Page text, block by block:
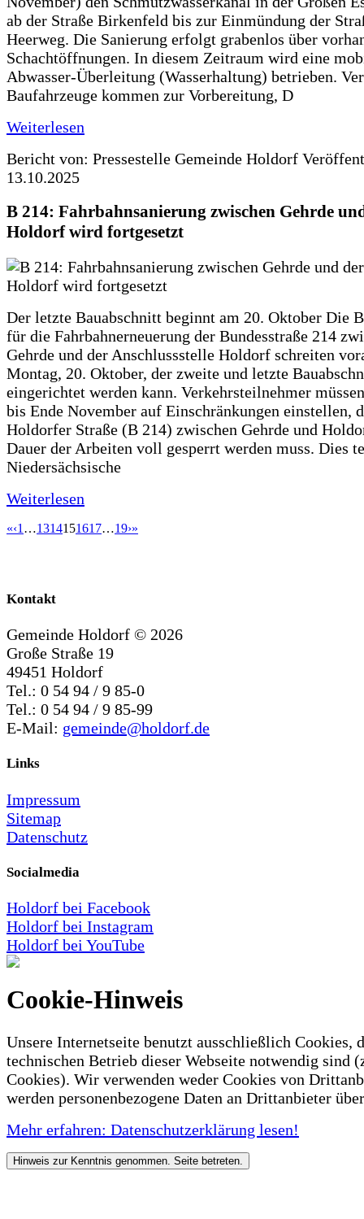
ab der Straße Birkenfeld bis zur Einmündung der
Heerweg. Die Sanierung erfolgt grabenlos über
Schachtöffnungen. In diesem Zeitraum wird eine
Abwasser-Überleitung (Wasserhaltung) betrieben.
Baufahrzeuge kommen zur Vorbereitung, D
Weiterlesen
Bericht von: Pressestelle Gemeinde Holdorf
13.10.2025
B 214: Fahrbahnsanierung zwischen Gehrde
Holdorf wird fortgesetzt
Der letzte Bauabschnitt beginnt am 20. Oktober Die
für die Fahrbahnerneuerung der Bundesstraße 214
Gehrde und der Anschlussstelle Holdorf schreiten
Montag, 20. Oktober, der zweite und letzte
eingerichtet werden kann. Verkehrsteilnehmer
bis Ende November auf Einschränkungen einstellen,
Holdorfer Straße (B 214) zwischen Gehrde und
Dauer der Arbeiten voll gesperrt werden muss. Dies
Niedersächsische
Weiterlesen
«‹1 …1314151617…19›»
Kontakt
Gemeinde Holdorf © 2026
Große Straße 19
49451 Holdorf
Tel.: 0 54 94 / 9 85-0
Tel.: 0 54 94 / 9 85-99
E-Mail: gemeinde@holdorf.de
Links
Impressum
Sitemap
Datenschutz
Socialmedia
Holdorf bei Facebook
Holdorf bei Instagram
Holdorf bei YouTube
Cookie-Hinweis
Unsere Internetseite benutzt ausschließlich Cookies,
technischen Betrieb dieser Webseite notwendig sind
Cookies). Wir verwenden weder Cookies von
werden personenbezogene Daten an Drittanbieter
Mehr erfahren: Datenschutzerklärung lesen!
Hinweis zur Kenntnis genommen. Seite betreten.